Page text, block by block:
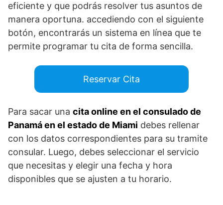
eficiente y que podrás resolver tus asuntos de
manera oportuna. accediendo con el siguiente
botón, encontrarás un sistema en línea que te
permite programar tu cita de forma sencilla.
Reservar Cita
Para sacar una cita online en el consulado de
Panamá en el estado de Miami debes rellenar
con los datos correspondientes para su tramite
consular. Luego, debes seleccionar el servicio
que necesitas y elegir una fecha y hora
disponibles que se ajusten a tu horario.